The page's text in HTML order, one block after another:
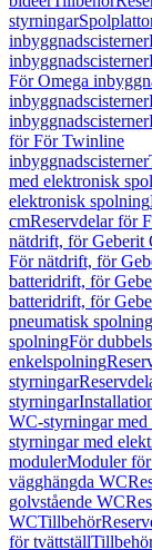
styrningar
inbyggnadscisterner
inbyggnadscisterner
För Omega
inbyggnadscisterner
inbyggnadscisterner
för För Twinline
inbyggnadscisterner
med elektronisk
elektronisk spolning
cmReservdelar för
nätdrift, för Geberit
För nätdrift, för
batteridrift, för
batteridrift, för
pneumatisk spolning
spolningFör
enkelspolning
styrningar
styrningar
WC-styrningar
styrningar med
modulerModuler
vägghängda WC
golvstående WC
WCTillbehör
för tvättställ